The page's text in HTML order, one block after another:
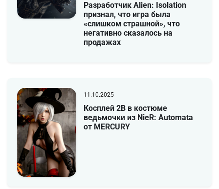
Разработчик Alien: Isolation
признал, что игра была
«слишком страшной», что
негативно сказалось на
продажах
11.10.2025
Косплей 2В в костюме
ведьмочки из NieR: Automata
от MERCURY